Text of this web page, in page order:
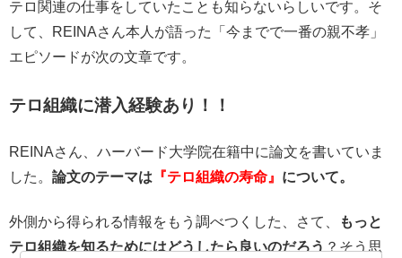
テロ関連の仕事をしていたことも知らないらしいです。そ
して、REINAさん本人が語った「今までで一番の親不孝」
エピソードが次の文章です。
テロ組織に潜入経験あり！！
REINAさん、ハーバード大学院在籍中に論文を書いていま
した。 論文のテーマは 『テロ組織の寿命』 について。
外側から得られる情報をもう調べつくした、さて、
もっと
テロ組織を知るためにはどうしたら良いのだろう？そう思